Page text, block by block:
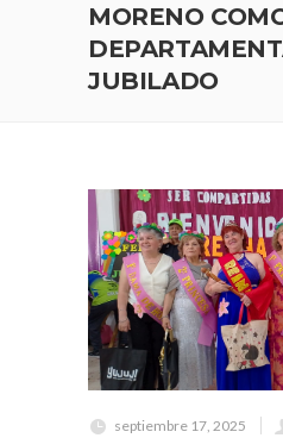
MORENO
JUBILADO
septiembre 17, 2025